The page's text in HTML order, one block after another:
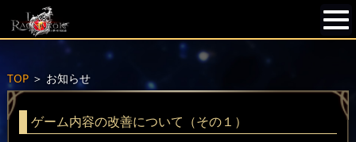
TOP＞ お知らせ
ゲーム内容の改善について（その１）